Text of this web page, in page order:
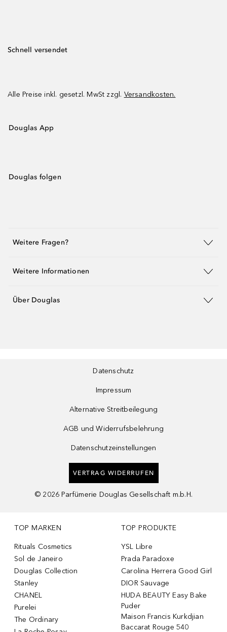
Schnell versendet
Alle Preise inkl. gesetzl. MwSt zzgl. Versandkosten.
Douglas App
Douglas folgen
Weitere Fragen?
Weitere Informationen
Über Douglas
Datenschutz
Impressum
Alternative Streitbeilegung
AGB und Widerrufsbelehrung
Datenschutzeinstellungen
VERTRAG WIDERRUFEN
© 2026 Parfümerie Douglas Gesellschaft m.b.H.
TOP MARKEN
Rituals Cosmetics
Sol de Janeiro
Douglas Collection
Stanley
CHANEL
Purelei
The Ordinary
TOP PRODUKTE
YSL Libre
Prada Paradoxe
Carolina Herrera Good Girl
DIOR Sauvage
HUDA BEAUTY Easy Bake
Puder
Maison Francis Kurkdjian
Baccarat Rouge 540